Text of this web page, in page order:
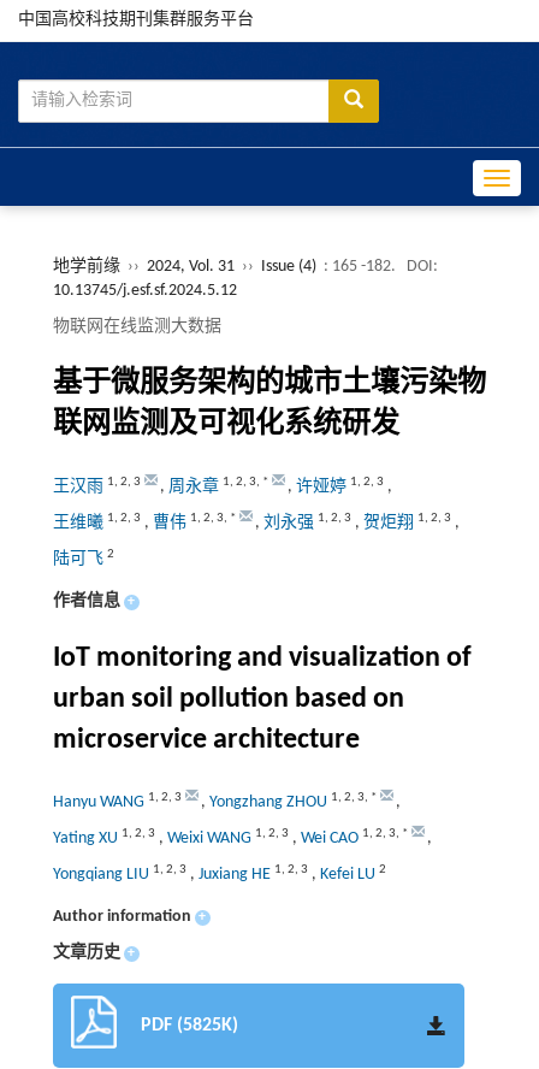
中国高校科技期刊集群服务平台
地学前缘 ›› 2024, Vol. 31 ›› Issue (4) : 165 -182.
DOI:
10.13745/j.esf.sf.2024.5.12
物联网在线监测大数据
基于微服务架构的城市土壤污染物
联网监测及可视化系统研发
王汉雨 1, 2, 3 , 周永章 1, 2, 3, * , 许娅婷 1, 2, 3 ,
王维曦 1, 2, 3 , 曹伟 1, 2, 3, * , 刘永强 1, 2, 3 , 贺炬翔 1, 2, 3 ,
陆可飞 2
作者信息 +
IoT monitoring and visualization of
urban soil pollution based on
microservice architecture
Hanyu WANG 1, 2, 3 , Yongzhang ZHOU 1, 2, 3, *
,
Yating XU 1, 2, 3 , Weixi WANG 1, 2, 3 , Wei CAO 1, 2, 3, *
,
Yongqiang LIU 1, 2, 3 , Juxiang HE 1, 2, 3 , Kefei LU 2
Author information +
文章历史 +
PDF (5825K)